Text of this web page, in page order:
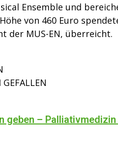
Ensemble und
von 460 Euro
der MUS-EN, überreicht.
geben –